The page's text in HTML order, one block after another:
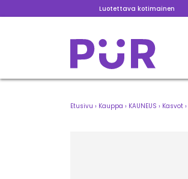
Luotettava kotimainen
Etusivu › Kauppa › KAUNEUS › Kasvot ›